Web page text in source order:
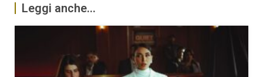
Leggi anche...